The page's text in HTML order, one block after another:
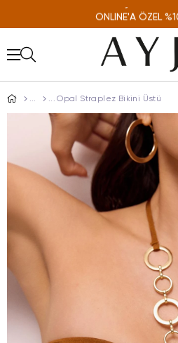
ONLINE'A ÖZEL
Opal Straplez Bikini Üstü